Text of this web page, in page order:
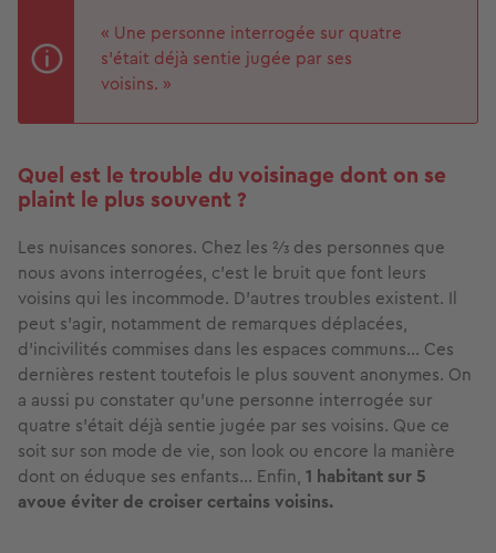
« Une personne interrogée sur quatre
s’était déjà sentie jugée par ses
voisins. »
Quel est le trouble du voisinage dont on se
plaint le plus souvent ?
Les nuisances sonores. Chez les 2⁄3 des personnes que
nous avons interrogées, c’est le bruit que font leurs
voisins qui les incommode. D’autres troubles existent. Il
peut s’agir, notamment de remarques déplacées,
d’incivilités commises dans les espaces communs... Ces
dernières restent toutefois le plus souvent anonymes. On
a aussi pu constater qu’une personne interrogée sur
quatre s’était déjà sentie jugée par ses voisins. Que ce
soit sur son mode de vie, son look ou encore la manière
dont on éduque ses enfants… Enfin, 1 habitant sur 5
avoue éviter de croiser certains voisins.